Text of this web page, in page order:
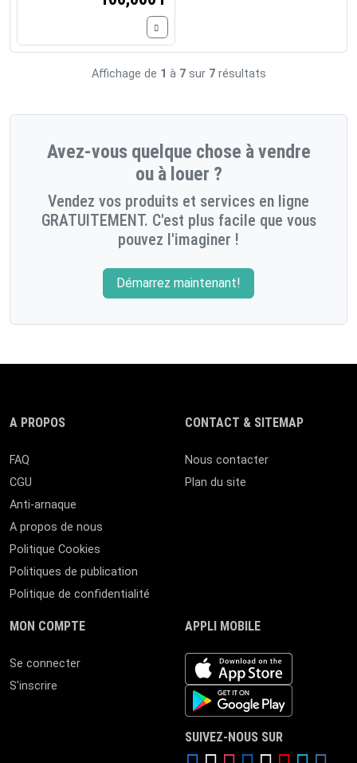
Affichage de 1 à 7sur 7résultats
Avez-vous quelque chose à vendre
ou à louer ?
Vendez vos produits et services en ligne
GRATUITEMENT. C'est plus facile que vous
pouvez l'imaginer !
Démarrez maintenant!
A PROPOS
FAQ
CGU
Anti-arnaque
A propos de nous
Politique Cookies
Politiques de publication
Politique de confidentialité
CONTACT & SITEMAP
Nous contacter
Plan du site
MON COMPTE
Se connecter
S'inscrire
APPLI MOBILE
iOS app
Android App
SUIVEZ-NOUS SUR